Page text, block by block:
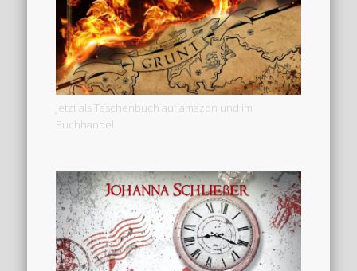
Jetzt als Taschenbuch auf amazon und im
Buchhandel